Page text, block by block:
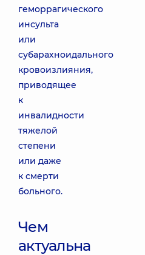
геморрагического
инсульта
или
субарахноидального
кровоизлияния,
приводящее
к
инвалидности
тяжелой
степени
или даже
к смерти
больного.
Чем
актуальна